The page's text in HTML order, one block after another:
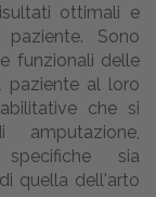
ottimali e
Sono
funzionali delle
paziente al loro
che si
sia
quella dell'arto